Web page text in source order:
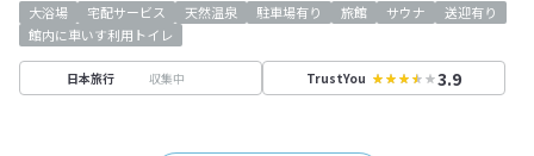
大浴場 宅配サービス 天然温泉 駐車場有り 旅館 サウナ
送迎有り
館内に車いす利用トイレ
日本旅行 収集中 TrustYou 3.9